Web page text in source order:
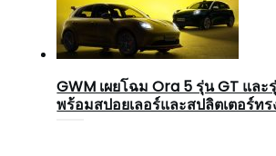
GWM เผยโฉม Ora 5 รุ่น GT แล
พร้อมสปอยเลอร์และสปลิตเตอร์ท